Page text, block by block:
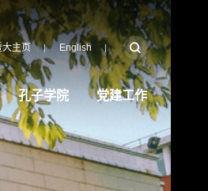
大主页 English
孔子学院 党建工作